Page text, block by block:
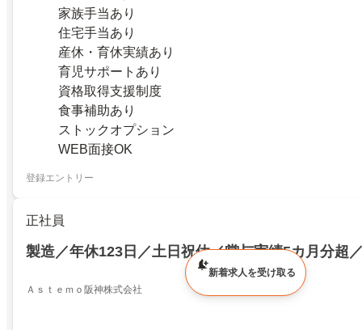
家族手当あり
住宅手当あり
産休・育休実績あり
育児サポートあり
資格取得支援制度
食事補助あり
ストックオプション
WEB面接OK
登録エントリー
正社員
製造／年休123日／土日祝休／賞与実績5カ月分超
Ａｓｔｅｍｏ阪神株式会社
新着求人を受け取る